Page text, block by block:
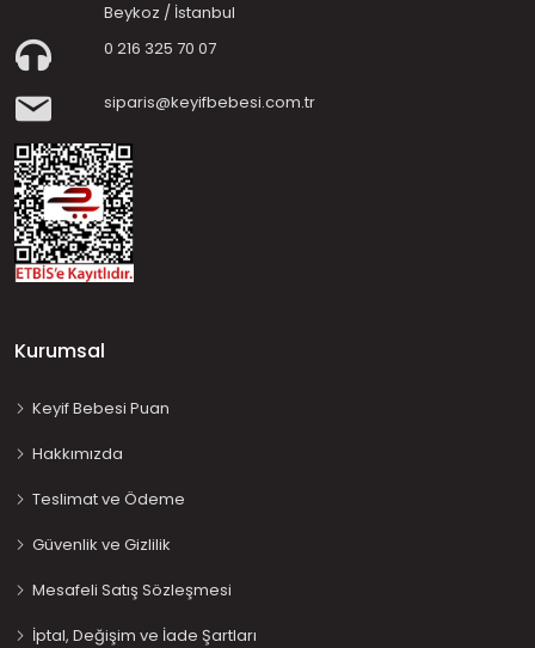
Beykoz / İstanbul
0 216 325 70 07
siparis@keyifbebesi.com.tr
Kurumsal
Keyif Bebesi Puan
Hakkımızda
Teslimat ve Ödeme
Güvenlik ve Gizlilik
Mesafeli Satış Sözleşmesi
İptal, Değişim ve İade Şartları